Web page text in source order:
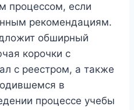
процессом, если
рекомендациям.
обширный
корочки с
с реестром, а также
в
процессе учебы